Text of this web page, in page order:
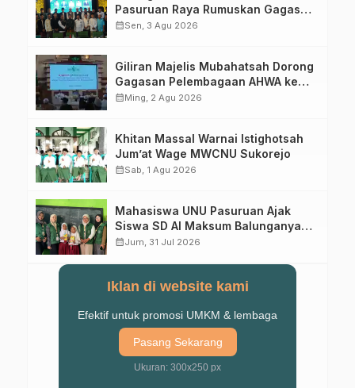
Pasuruan Raya Rumuskan Gagasan
Transformasi Gerakan NU Menuju
calendar_monthSen, 3 Agu 2026
Giliran Majelis Mubahatsah Dorong
Gagasan Pelembagaan AHWA ke
Forum Muktamar Mendatang
calendar_monthMing, 2 Agu 2026
Khitan Massal Warnai Istighotsah
Jum’at Wage MWCNU Sukorejo
calendar_monthSab, 1 Agu 2026
Mahasiswa UNU Pasuruan Ajak
Siswa SD Al Maksum Balunganyar
Kuasai Penjumlahan Bersusun
calendar_monthJum, 31 Jul 2026
Iklan di website kami
Efektif untuk promosi UMKM & lembaga
Pasang Sekarang
Ukuran: 300x250 px